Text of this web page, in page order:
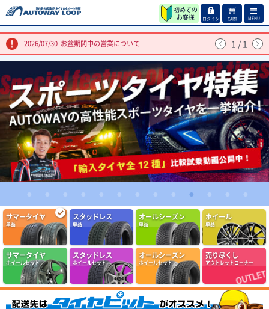
ログイン CART MENU
2026/07/30 お盆期間中の営業について 1 / 1
10
サマータイヤ
単品
スタッドレス
単品
オールシーズン
単品
ホイール
単品
サマータイヤ
ホイールセット
スタッドレス
ホイールセット
オールシーズン
ホイールセット
売り尽くし
アウトレットコーナー
(5.00点)けんさんさん
ENVOY ATERNA 195/60R16 89V
後輪タイヤがスローパンクしてしまった為これを機に気になっていたアテル
ナへの履き替えをしました 車への興味が薄く変化に全くと言っていいほど
気付かない妻が、 交換直後の乗車時に「運転しやすい！車が軽く感じ
る！」と言っていました 自分はまだ運転してませんが、妻が変化を感じ取
れるレベルで乗り心地が良くなるのは本当にビックリしました 耐久性はこ
れからですが、しばらく使ってみてからもう1台へも履かせてみようと思っ
てます
(4.36点)eve*******さん
ZEETEX ZT6000 ECO 155/70R13 75T
リピート買い換えです。前回購入で悪くないので買いました。取付ショップ
も良く丁寧な作業でお勧めです。